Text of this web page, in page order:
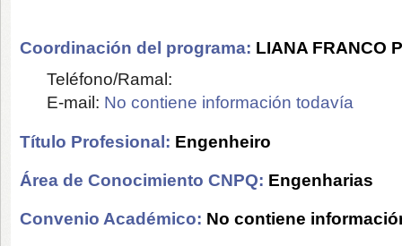
Coordinación del programa: LIANA FRANCO
Teléfono/Ramal:
E-mail: No contiene información todavía
Título Profesional: Engenheiro
Área de Conocimiento CNPQ: Engenharias
Convenio Académico: No contiene